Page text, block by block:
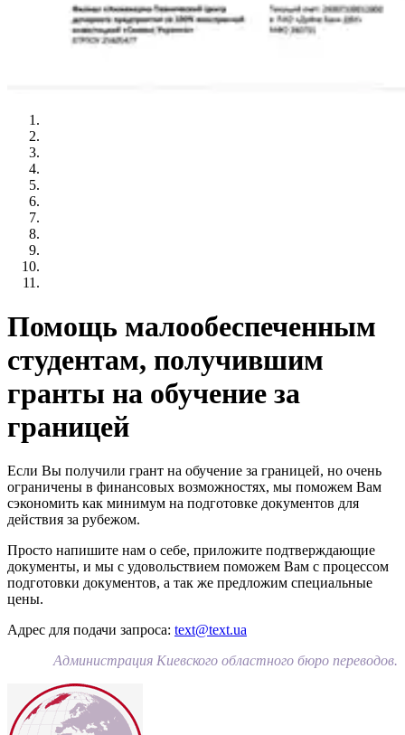
Помощь малообеспеченным
студентам, получившим
гранты на обучение за
границей
Если Вы получили грант на обучение за границей, но очень
ограничены в финансовых возможностях, мы поможем Вам
сэкономить как минимум на подготовке документов для
действия за рубежом.
Просто напишите нам о себе, приложите подтверждающие
документы, и мы с удовольствием поможем Вам с процессом
подготовки документов, а так же предложим специальные
цены.
Адрес для подачи запроса: text@text.ua
Администрация Киевского областного бюро переводов.